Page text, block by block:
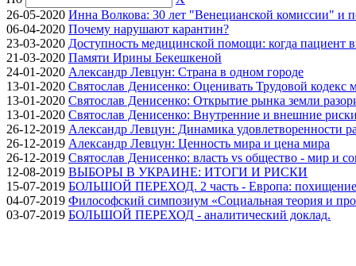
26-05-2020 Инна Волкова: 30 лет "Венецианской комиссии" и
06-04-2020 Почему нарушают карантин?
23-03-2020 Доступность медицинской помощи: когда пациент
21-03-2020 Памяти Ирины Бекешкеной
24-01-2020 Александр Левцун: Страна в одном городе
13-01-2020 Святослав Денисенко: Оценивать Трудовой кодекс
13-01-2020 Святослав Денисенко: Открытие рынка земли
13-01-2020 Святослав Денисенко: Внутренние и внешние
26-12-2019 Александр Левцун: Динамика удовлетворенности
26-12-2019 Александр Левцун: Ценность мира и цена мира
26-12-2019 Святослав Денисенко: власть vs общество - мир и
12-08-2019 ВЫБОРЫ В УКРАИНЕ: ИТОГИ И РИСКИ
15-07-2019 БОЛЬШОЙ ПЕРЕХОД. 2 часть - Европа: похищение
04-07-2019 Философский симпозиум «Социальная теория и
03-07-2019 БОЛЬШОЙ ПЕРЕХОД - аналитический доклад.